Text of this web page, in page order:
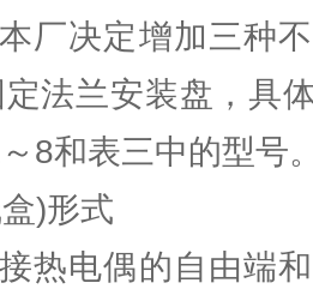
厂决定增加三种
法兰安装盘，具
8和表三中的型号
)形式
热电偶的自由端